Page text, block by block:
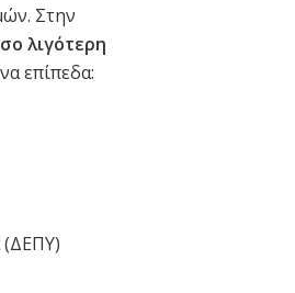
Στην
λιγότερη
επίπεδα:
(ΔΕΠΥ)